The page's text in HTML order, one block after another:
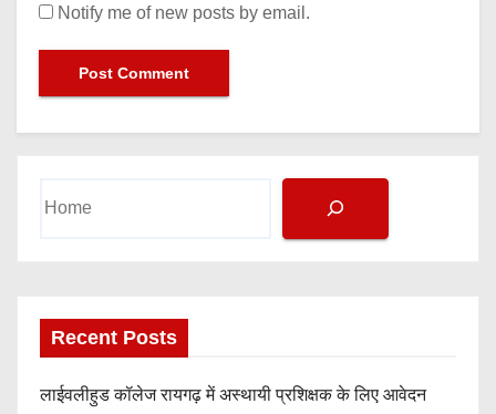
Notify me of new posts by email.
Recent Posts
लाईवलीहुड कॉलेज रायगढ़ में अस्थायी प्रशिक्षक के लिए आवेदन